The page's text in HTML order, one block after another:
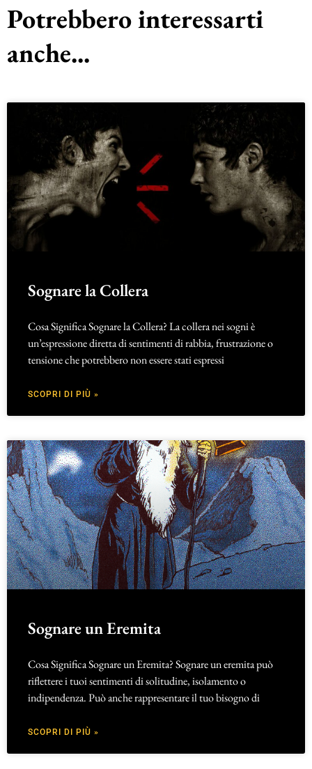
Potrebbero interessarti
anche...
Sognare la Collera
Cosa Significa Sognare la Collera? La collera nei sogni è
un’espressione diretta di sentimenti di rabbia, frustrazione o
tensione che potrebbero non essere stati espressi
SCOPRI DI PIÙ »
Sognare un Eremita
Cosa Significa Sognare un Eremita? Sognare un eremita può
riflettere i tuoi sentimenti di solitudine, isolamento o
indipendenza. Può anche rappresentare il tuo bisogno di
SCOPRI DI PIÙ »